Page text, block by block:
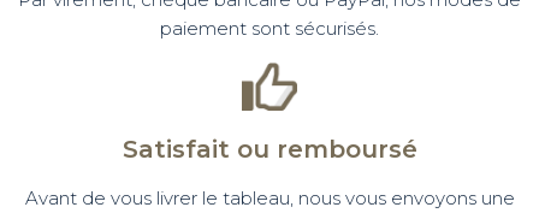
paiement sont sécurisés.
Satisfait ou remboursé
Avant de vous livrer le tableau, nous vous envoyons une